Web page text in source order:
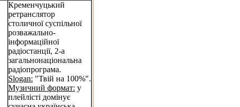
Кременчуцький
ретранслятор
столичної суспільної
розважально-
інформаційної
радіостанції, 2-а
загальнонаціональна
радіопрограма.
Slogan: "Твій на 100%".
Музичний формат: у
плейлісті домінує